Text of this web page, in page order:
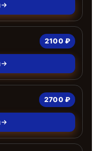
2100 ₽
2700 ₽